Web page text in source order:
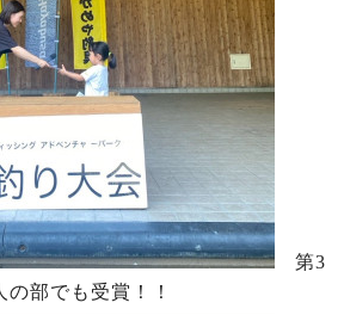
第3
部でも受賞！！